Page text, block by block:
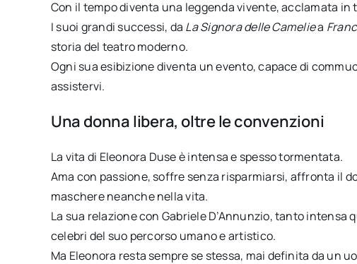
Con il tempo diventa una leggenda vivente, acclamata
I suoi grandi successi, da La Signora delle Cameliea
storia del teatro moderno.
Ogni sua esibizione diventa un evento, capace di
assistervi.
Una donna libera, oltre le convenzioni
La vita di Eleonora Duse è intensa e spesso tormentata.
Ama con passione, soffre senza risparmiarsi, affronta il
maschere neanche nella vita.
La sua relazione con Gabriele D’Annunzio, tanto
celebri del suo percorso umano e artistico.
Ma Eleonora resta sempre se stessa, mai definita da un